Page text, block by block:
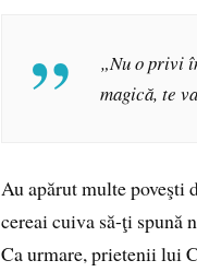
„Nu o privi
magică, te
Au apărut multe poveşti
cereai cuiva să-ţi spună
Ca urmare, prietenii lui